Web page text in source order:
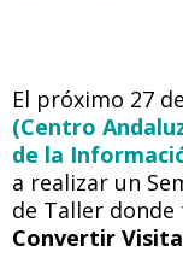
El próximo 27
(Centro
de la
a realizar un
de Taller
Convertir